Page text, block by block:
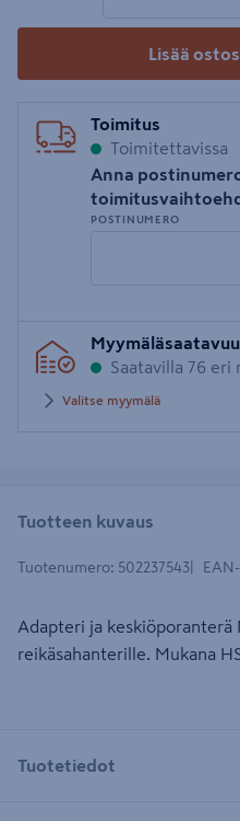
Lisää
Toimitus
Toimitettavissa
Anna
POSTINUMERO
postinumero
Saatavilla 76 eri
Valitse myymälä
Tuotteen kuvaus
Tuotenumero: 502237543
Adapteri ja keskiöporanterä
reikäsahanterille. Mukana
Tuotetiedot